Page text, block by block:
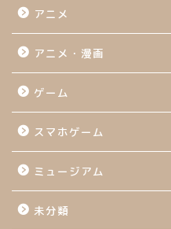
アニメ
アニメ・漫画
ゲーム
スマホゲーム
ミュージアム
未分類